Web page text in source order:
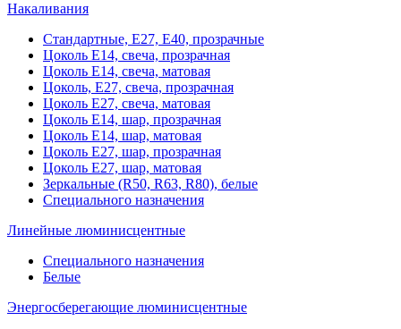
Накаливания
Стандартные, Е27, Е40, прозрачные
Цоколь Е14, свеча, прозрачная
Цоколь Е14, свеча, матовая
Цоколь, Е27, свеча, прозрачная
Цоколь Е27, свеча, матовая
Цоколь Е14, шар, прозрачная
Цоколь Е14, шар, матовая
Цоколь Е27, шар, прозрачная
Цоколь Е27, шар, матовая
Зеркальные (R50, R63, R80), белые
Специального назначения
Линейные люминисцентные
Специального назначения
Белые
Энергосберегающие люминисцентные